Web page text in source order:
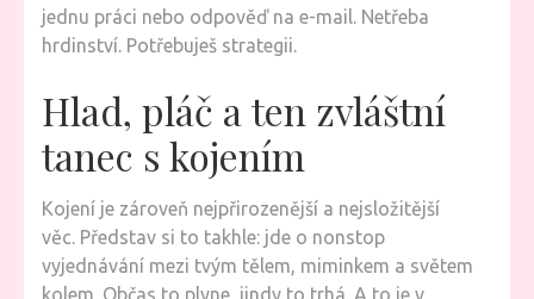
jednu práci nebo odpověď na e-mail. Netřeba
hrdinství. Potřebuješ strategii.
Hlad, pláč a ten zvláštní
tanec s kojením
Kojení je zároveň nejpřirozenější a nejsložitější
věc. Představ si to takhle: jde o nonstop
vyjednávání mezi tvým tělem, miminkem a světem
kolem. Občas to plyne, jindy to trhá. A to je v